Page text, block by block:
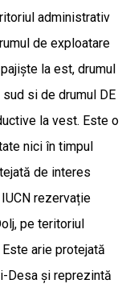
administrativ
de exploatare
la est, drumul
si de drumul DE
la vest. Este o
nici în timpul
de interes
rezervație
pe teritoriul
arie protejată
Desa și reprezintă